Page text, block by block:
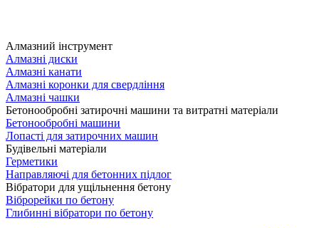
Алмазний інструмент
Алмазні диски
Алмазні канати
Алмазні коронки для свердління
Алмазні чашки
Бетонообробні затирочні машини та витратні матеріали
Бетонообробні машини
Лопасті для затирочних машин
Будівельні матеріали
Герметики
Направляючі для бетонних підлог
Вібратори для ущільнення бетону
Віброрейки по бетону
Глибинні вібратори по бетону